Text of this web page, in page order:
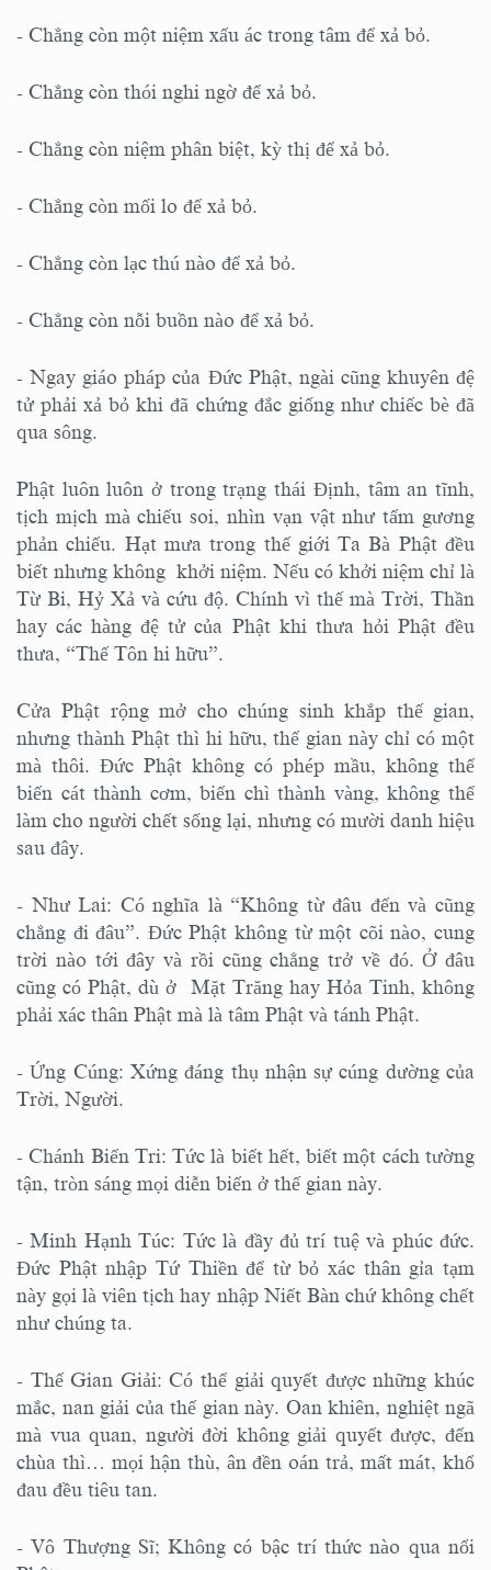
- Chẳng còn một niệm xấu ác trong tâm để xả bỏ.
- Chẳng còn thói nghi ngờ để xả bỏ.
- Chẳng còn niệm phân biệt, kỳ thị để xả bỏ.
- Chẳng còn mối lo để xả bỏ.
- Chẳng còn lạc thú nào để xả bỏ.
- Chẳng còn nỗi buồn nào để xả bỏ.
- Ngay giáo pháp của Đức Phật, ngài cũng khuyên đệ
tử phải xả bỏ khi đã chứng đắc giống như chiếc bè đã
qua sông.
Phật luôn luôn ở trong trạng thái Định, tâm an tĩnh,
tịch mịch mà chiếu soi, nhìn vạn vật như tấm gương
phản chiếu. Hạt mưa trong thế giới Ta Bà Phật đều
biết nhưng không khởi niệm. Nếu có khởi niệm chỉ là
Từ Bi, Hỷ Xả và cứu độ. Chính vì thế mà Trời, Thần
hay các hàng đệ tử của Phật khi thưa hỏi Phật đều
thưa, “Thế Tôn hi hữu”.
Cửa Phật rộng mở cho chúng sinh khắp thế gian,
nhưng thành Phật thì hi hữu, thế gian này chỉ có một
mà thôi. Đức Phật không có phép mầu, không thể
biến cát thành cơm, biến chì thành vàng, không thể
làm cho người chết sống lại, nhưng có mười danh hiệu
sau đây.
- Như Lai: Có nghĩa là “Không từ đâu đến và cũng
chẳng đi đâu”. Đức Phật không từ một cõi nào, cung
trời nào tới đây và rồi cũng chẳng trở về đó. Ở đâu
cũng có Phật, dù ở Mặt Trăng hay Hỏa Tinh, không
phải xác thân Phật mà là tâm Phật và tánh Phật.
- Ứng Cúng: Xứng đáng thụ nhận sự cúng dường của
Trời, Người.
- Chánh Biến Tri: Tức là biết hết, biết một cách tường
tận, tròn sáng mọi diễn biến ở thế gian này.
- Minh Hạnh Túc: Tức là đầy đủ trí tuệ và phúc đức.
Đức Phật nhập Tứ Thiền để từ bỏ xác thân gỉa tạm
này gọi là viên tịch hay nhập Niết Bàn chứ không chết
như chúng ta.
- Thế Gian Giải: Có thể giải quyết được những khúc
mắc, nan giải của thế gian này. Oan khiên, nghiệt ngã
mà vua quan, người đời không giải quyết được, đến
chùa thì… mọi hận thù, ân đền oán trả, mất mát, khổ
đau đều tiêu tan.
- Vô Thượng Sĩ; Không có bậc trí thức nào qua nổi